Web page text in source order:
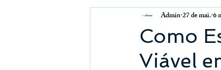
Outros
Como
Viável
Admin27 de mai. 6